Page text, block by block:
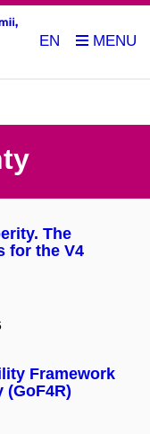
EN
The
for the V4
Framework